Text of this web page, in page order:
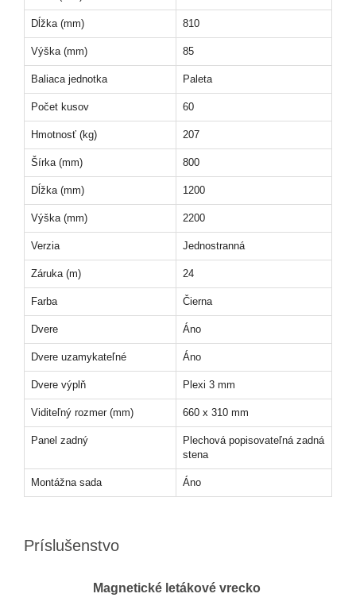
Dĺžka (mm) 810
Výška (mm) 85
Baliaca jednotka Paleta
Počet kusov 60
Hmotnosť (kg) 207
Šírka (mm) 800
Dĺžka (mm) 1200
Výška (mm) 2200
Verzia Jednostranná
Záruka (m) 24
Farba Čierna
Dvere Áno
Dvere uzamykateľné Áno
Dvere výplň Plexi 3 mm
Viditeľný rozmer (mm) 660 x 310 mm
Panel zadný
Plechová popisovateľná zadná
stena
Montážna sada Áno
Príslušenstvo
Magnetické letákové vrecko